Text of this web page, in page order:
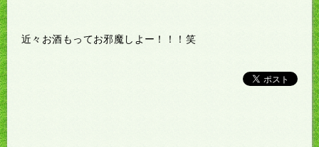
近々お酒もってお邪魔しよー！！！笑